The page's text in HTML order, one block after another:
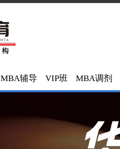
MBA辅导 VIP班 MBA调剂